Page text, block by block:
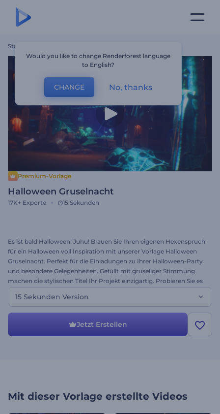
Startseite
Premium-Vorlage
Halloween Gruselnacht
17K+ Exporte 15 Sekunden
Es ist bald Halloween! Juhu! Brauen Sie Ihren eigenen Hexenspruch
für ein Halloween voll Inspiration mit unserer Vorlage Halloween
Gruselnacht. Perfekt für die Einladungen zu Ihrer Halloween-Party
und besondere Gelegenheiten. Gefüllt mit gruseliger Stimmung
machen die stylischen Titel Ihr Projekt einzigartig. Probieren Sie es
aus, indem Sie einfach Ihre Bilder hochladen, den Text verändern
und Musik hinzufügen. Dies ist die 15 Sekunden Version der Vorlage.
15 Sekunden Version
Jetzt Erstellen
Mit dieser Vorlage erstellte Videos
Would you like to change Renderforest language
to English?
CHANGE No, thanks